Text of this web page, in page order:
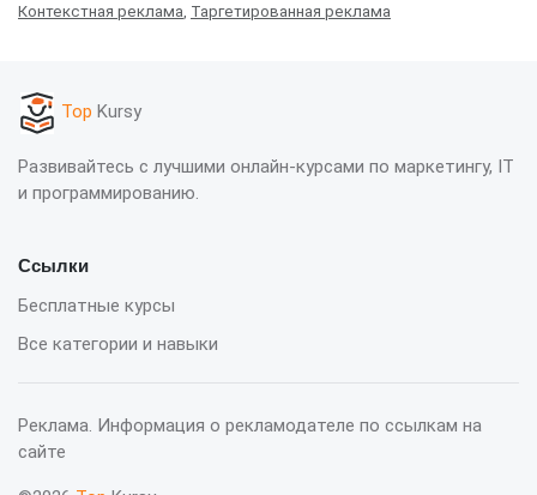
Контекстная реклама, Таргетированная реклама
Top Kursy
Развивайтесь с лучшими онлайн-курсами по маркетингу, IT
и программированию.
Ссылки
Бесплатные курсы
Все категории и навыки
Реклама. Информация о рекламодателе по ссылкам на
сайте